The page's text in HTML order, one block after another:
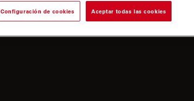
Configuración de cookies Aceptar todas las cookies